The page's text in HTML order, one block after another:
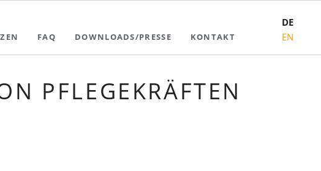
DE
EN
Navigation
überspringen
FAQ DOWNLOADS/PRESSE KONTAKT
PFLEGEKRÄFTEN